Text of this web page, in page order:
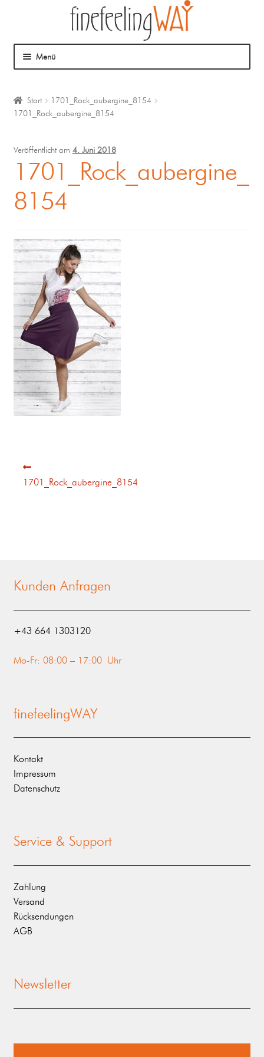
Menü
Mein Angebot
Coaching
Klangmassage
Start
1701_Rock_aubergine_8154
1701_Rock_aubergine_8154
Veröffentlicht am 4. Juni 2018
1701_Rock_aubergine_
8154
1701_Rock_aubergine_8154
Kunden Anfragen
‭+43 664 1303120‬
Mo-Fr: 08:00 – 17:00 Uhr
finefeelingWAY
Kontakt
Impressum
Datenschutz
Service & Support
Zahlung
Versand
Rücksendungen
AGB
Newsletter